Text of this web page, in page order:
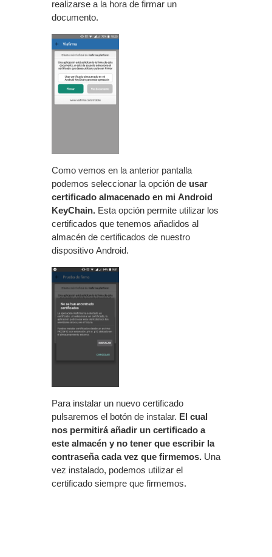
realizarse a la hora de firmar un
documento.
Como vemos en la anterior pantalla
podemos seleccionar la opción de usar
certificado almacenado en mi Android
KeyChain. Esta opción permite utilizar los
certificados que tenemos añadidos al
almacén de certificados de nuestro
dispositivo Android.
Para instalar un nuevo certificado
pulsaremos el botón de instalar. El cual
nos permitirá añadir un certificado a
este almacén y no tener que escribir la
contraseña cada vez que firmemos. Una
vez instalado, podemos utilizar el
certificado siempre que firmemos.